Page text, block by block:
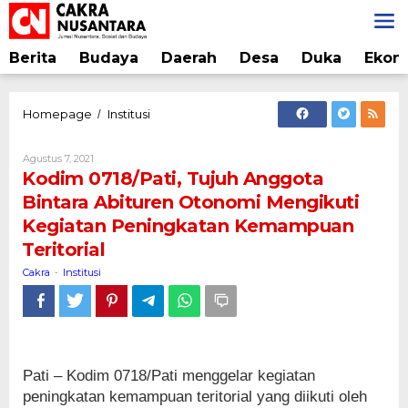
Lewati
ke
konten
Berita Budaya Daerah Desa Duka
Homepage / InstitusiKodim
Anggota
Bintara
Abituren
Otonomi
Mengikuti
Kemampuan
Teritorial
Agustus 7, 2021
Cakra
Kodim 0718/Pati, Tujuh Anggota
Bintara Abituren Otonomi Mengikuti
Kegiatan Peningkatan Kemampuan
Teritorial
Cakra - Institusi
Pati – Kodim 0718/Pati menggelar kegiatan
peningkatan kemampuan teritorial yang diikuti oleh